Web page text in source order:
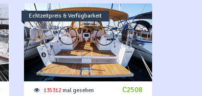
Echtzeitpreis & Verfügbarkeit
C2508
135312mal gesehen